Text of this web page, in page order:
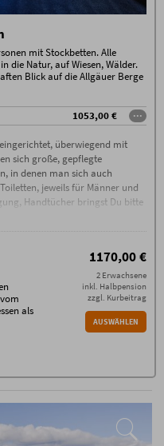
mit Stockbetten. Alle
die Natur, auf Wiesen, Wälder.
Blick auf die Allgäuer Berge
1053,00 € ···
überwiegend mit
sich große, gepflegte
in denen man sich auch
jeweils für Männer und
Handtücher bringst Du bitte
und im gesamten
als
in
1170,00 €
2 Erwachsene
inkl. Halbpension
zzgl. Kurbeitrag
AUSWÄHLEN